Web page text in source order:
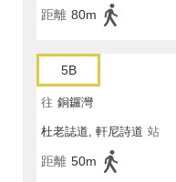
距離 80m
5B
往 銅鑼灣
杜老誌道, 軒尼詩道 站
距離 50m